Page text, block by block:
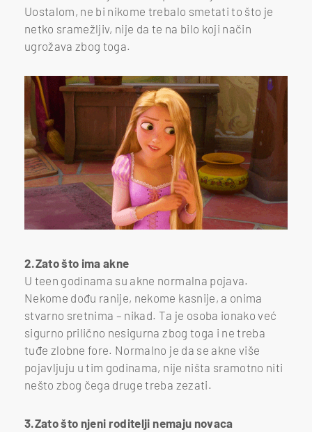
Uostalom, ne bi nikome trebalo smetati to što je
netko sramežljiv, nije da te na bilo koji način
ugrožava zbog toga.
2.Zato što ima akne
U teen godinama su akne normalna pojava.
Nekome dođu ranije, nekome kasnije, a onima
stvarno sretnima – nikad. Ta je osoba ionako već
sigurno prilično nesigurna zbog toga i ne treba
tuđe zlobne fore. Normalno je da se akne više
pojavljuju u tim godinama, nije ništa sramotno niti
nešto zbog čega druge treba zezati.
3.Zato što njeni roditelji nemaju novaca